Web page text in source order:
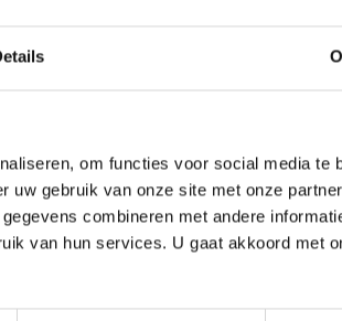
om functies voor social media te
uw gebruik van onze site met onze
combineren met andere
van hun services. U gaat akkoord met
Aantal deelnemers *